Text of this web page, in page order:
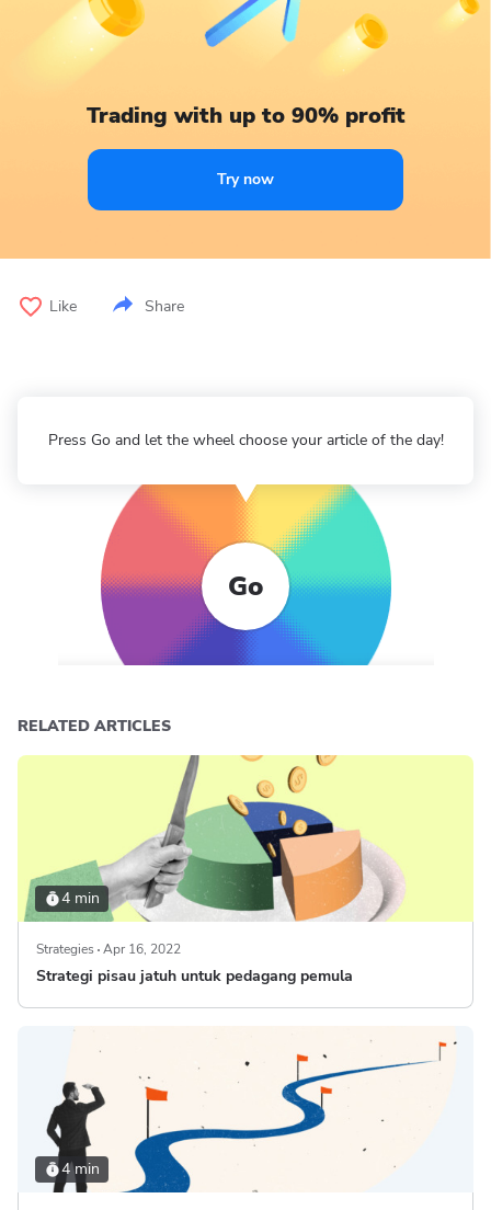
Trading with up to 90% profit
Try now
Like Share
Go
Press Go and let the wheel choose your article of the day!
RELATED ARTICLES
4 min
Strategies Apr 16, 2022
Strategi pisau jatuh untuk pedagang pemula
4 min